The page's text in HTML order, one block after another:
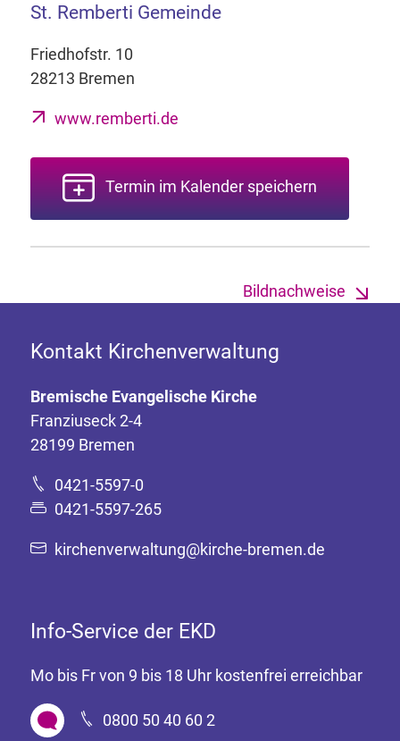
St. Remberti Gemeinde
Friedhofstr. 10
28213 Bremen
www.remberti.de
Termin im Kalender speichern
Bildnachweise
Kontakt Kirchenverwaltung
Bremische Evangelische Kirche
Franziuseck 2-4
28199 Bremen
0421-5597-0
0421-5597-265
kirchenverwaltung@kirche-bremen.de
Info-Service der EKD
Mo bis Fr von 9 bis 18 Uhr kostenfrei erreichbar
0800 50 40 60 2